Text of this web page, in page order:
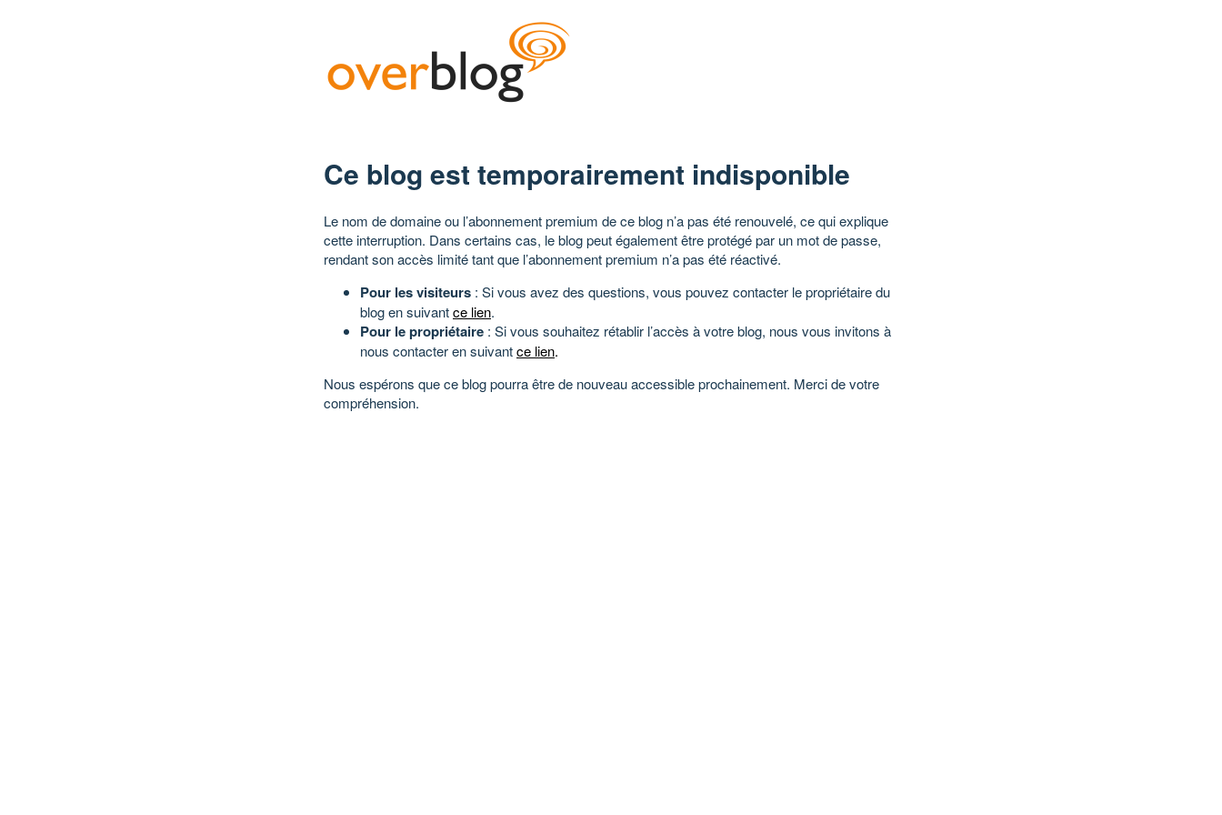
Ce blog est temporairement indisponible
Le nom de domaine ou l’abonnement premium de ce blog n’a pas été renouvelé, ce qui explique
cette interruption. Dans certains cas, le blog peut également être protégé par un mot de passe,
rendant son accès limité tant que l’abonnement premium n’a pas été réactivé.
Pour les visiteurs : Si vous avez des questions, vous pouvez contacter le propriétaire du
blog en suivantce lien.
Pour le propriétaire : Si vous souhaitez rétablir l’accès à votre blog, nous vous invitons à
nous contacter en suivantce lien.
Nous espérons que ce blog pourra être de nouveau accessible prochainement. Merci de votre
compréhension.